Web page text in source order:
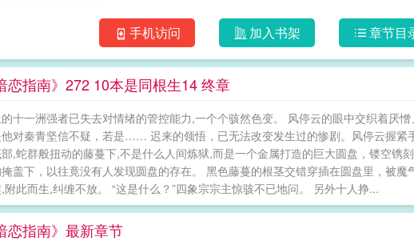
手机访问 加入书架 章节目
恋指南》272 10本是同根生14 终章
十一洲强者已失去对情绪的管控能力,一个个骇然色变。 风停云的眼中交织着厌
对秦青坚信不疑，若是…… 迟来的领悟，已无法改变发生过的惨剧。风停云握紧
,蛇群般扭动的藤蔓下,不是什么人间炼狱,而是一个金属打造的巨大圆盘，镂空镌
盖下，以往竟没有人发现圆盘的存在。 黑色藤蔓的根茎交错穿插在圆盘里，被
附此而生,纠缠不放。 “这是什么？”四象宗宗主惊骇不已地问。 另外十人挣...
恋指南》最新章节